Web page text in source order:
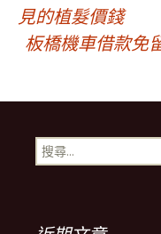
章
導
覽
見的植髮價錢
板橋機車借款免
搜
尋